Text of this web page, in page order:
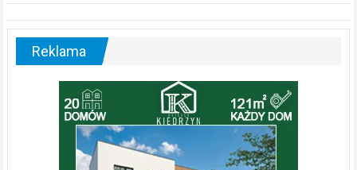
Reklama